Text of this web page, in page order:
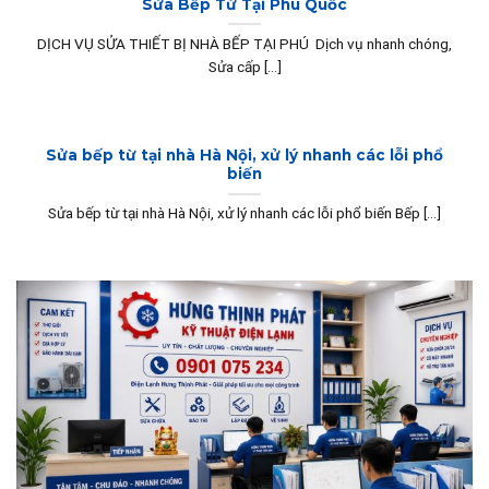
Sửa Bếp Từ Tại Phú Quốc
DỊCH VỤ SỬA THIẾT BỊ NHÀ BẾP TẠI PHÚ Dịch vụ nhanh chóng,
Sửa cấp [...]
Sửa bếp từ tại nhà Hà Nội, xử lý nhanh các lỗi phổ
biến
Sửa bếp từ tại nhà Hà Nội, xử lý nhanh các lỗi phổ biến Bếp [...]